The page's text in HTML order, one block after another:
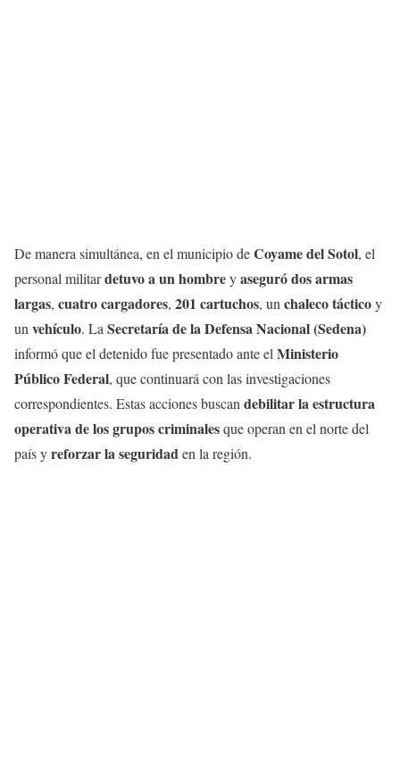
De manera simultánea, en el municipio deCoyame del Sotol, el
personal militardetuvo a un hombreyaseguró dos armas
largas, cuatro cargadores, 201 cartuchos, un chaleco tácticoy
un vehículo. La Secretaría de la Defensa Nacional (Sedena)
informó que el detenido fue presentado ante el Ministerio
Público Federal, que continuará con las investigaciones
correspondientes. Estas acciones buscan debilitar la estructura
operativa de los grupos criminalesque operan en el norte del
país yreforzar la seguridaden la región.